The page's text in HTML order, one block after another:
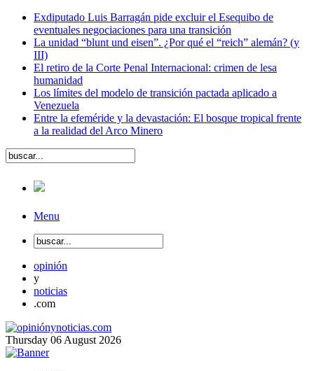
Exdiputado Luis Barragán pide excluir el Esequibo de
eventuales negociaciones para una transición
La unidad “blunt und eisen”. ¿Por qué el “reich” alemán? (y
III)
El retiro de la Corte Penal Internacional: crimen de lesa
humanidad
Los límites del modelo de transición pactada aplicado a
Venezuela
Entre la efeméride y la devastación: El bosque tropical frente
a la realidad del Arco Minero
Menu
opinión
y
noticias
.com
Thursday 06 August 2026